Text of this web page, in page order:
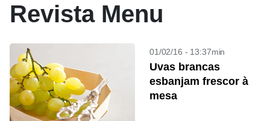
Revista Menu
01/02/16 - 13:37min
Uvas brancas
esbanjam frescor à
mesa